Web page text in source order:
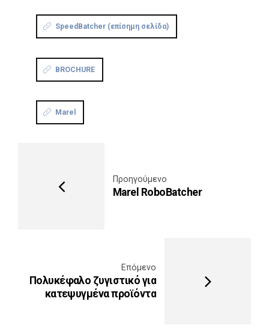
SpeedBatcher (επίσημη σελίδα)
BROCHURE
Marel
Προηγούμενο
Marel RoboBatcher
Επόμενο
Πολυκέφαλο ζυγιστικό για
κατεψυγμένα προϊόντα